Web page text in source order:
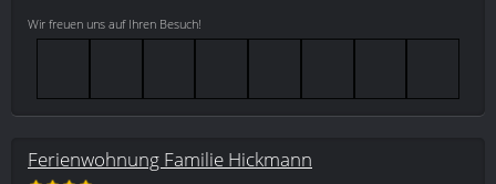
Wir freuen uns auf Ihren Besuch!
Ferienwohnung Familie Hickmann